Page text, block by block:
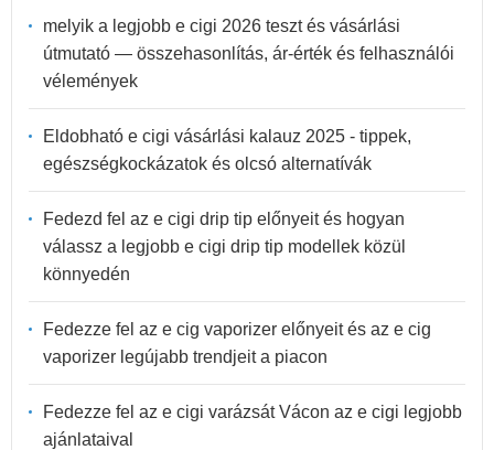
melyik a legjobb e cigi 2026 teszt és vásárlási
útmutató — összehasonlítás, ár-érték és felhasználói
vélemények
Eldobható e cigi vásárlási kalauz 2025 - tippek,
egészségkockázatok és olcsó alternatívák
Fedezd fel az e cigi drip tip előnyeit és hogyan
válassz a legjobb e cigi drip tip modellek közül
könnyedén
Fedezze fel az e cig vaporizer előnyeit és az e cig
vaporizer legújabb trendjeit a piacon
Fedezze fel az e cigi varázsát Vácon az e cigi legjobb
ajánlataival